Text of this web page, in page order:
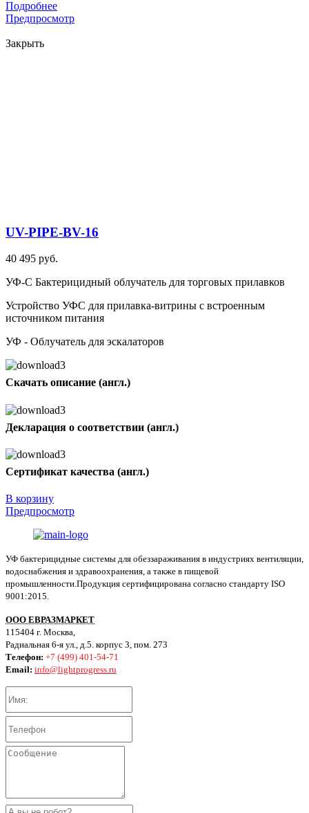
Подробнее
Предпросмотр
Закрыть
UV-PIPE-BV-16
40 495 руб.
УФ-С Бактерицидный облучатель для торговых прилавков
Устройство УФС для прилавка-витрины с встроенным
источником питания
УФ - Облучатель для эскалаторов
Скачать описание (англ.)
Декларация о соответствии (англ.)
Сертификат качества (англ.)
В корзину
Предпросмотр
УФ бактерицидные системы для обеззараживания в индустриях вентиляции,
водоснабжения и здравоохранения, а также в пищевой
промышленности.Продукция сертифицирована согласно стандарту ISO
9001:2015.
ООО ЕВРАЗМАРКЕТ
115404 г. Москва,
Радиальная 6-я ул., д.5. корпус 3, пом. 273
Телефон: +7 (499) 401-54-71
Email: info@lightprogress.ru